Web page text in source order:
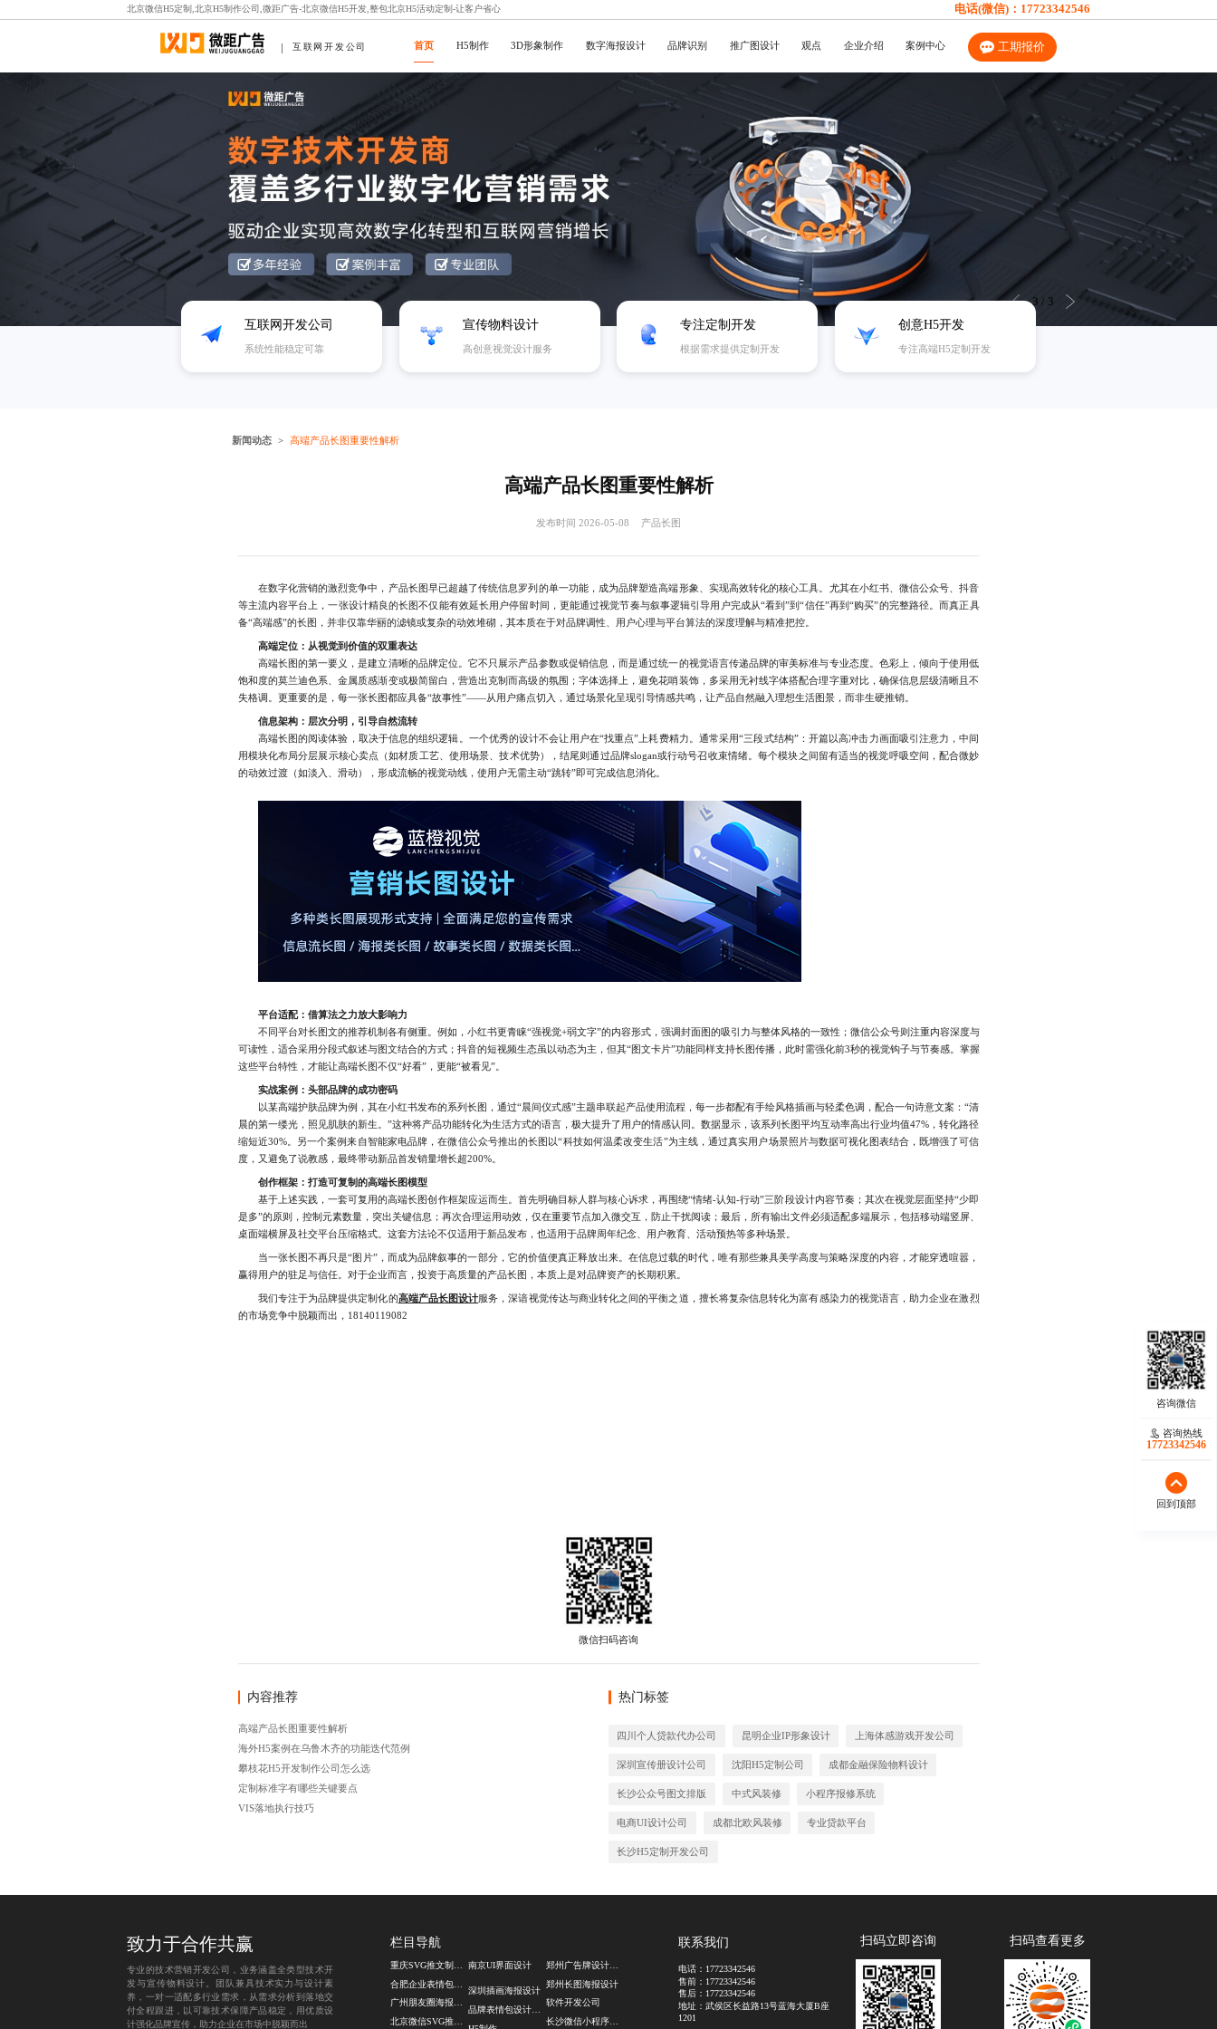
北京微信H5定制,北京H5制作公司,微距广告-北京微信H5开发,整包北京H5活动定制-让客户省心 电话(微信)： 17723342546
互联网开发公司 首页 H5制作 3D形象制作 数字海报设计 品牌识别 推广图设计 观点 企业介绍 案例中心 工期报价
3 / 3
互联网开发公司
系统性能稳定可靠
宣传物料设计
高创意视觉设计服务
专注定制开发
根据需求提供定制开发
创意H5开发
专注高端H5定制开发
新闻动态 高端产品长图重要性解析
高端产品长图重要性解析
发布时间 2026-05-08 产品长图
在数字化营销的激烈竞争中，产品长图早已超越了传统信息罗列的单一功能，成为品牌塑造高端形象、实现高效转化的核心工具。尤其在小红书、微信公众号、抖音
等主流内容平台上，一张设计精良的长图不仅能有效延长用户停留时间，更能通过视觉节奏与叙事逻辑引导用户完成从“看到”到“信任”再到“购买”的完整路径。而真正具
备“高端感”的长图，并非仅靠华丽的滤镜或复杂的动效堆砌，其本质在于对品牌调性、用户心理与平台算法的深度理解与精准把控。
高端定位：从视觉到价值的双重表达
高端长图的第一要义，是建立清晰的品牌定位。它不只展示产品参数或促销信息，而是通过统一的视觉语言传递品牌的审美标准与专业态度。色彩上，倾向于使用低
饱和度的莫兰迪色系、金属质感渐变或极简留白，营造出克制而高级的氛围；字体选择上，避免花哨装饰，多采用无衬线字体搭配合理字重对比，确保信息层级清晰且不
失格调。更重要的是，每一张长图都应具备“故事性”——从用户痛点切入，通过场景化呈现引导情感共鸣，让产品自然融入理想生活图景，而非生硬推销。
信息架构：层次分明，引导自然流转
高端长图的阅读体验，取决于信息的组织逻辑。一个优秀的设计不会让用户在“找重点”上耗费精力。通常采用“三段式结构”：开篇以高冲击力画面吸引注意力，中间
用模块化布局分层展示核心卖点（如材质工艺、使用场景、技术优势），结尾则通过品牌slogan或行动号召收束情绪。每个模块之间留有适当的视觉呼吸空间，配合微妙
的动效过渡（如淡入、滑动），形成流畅的视觉动线，使用户无需主动“跳转”即可完成信息消化。
平台适配：借算法之力放大影响力
不同平台对长图文的推荐机制各有侧重。例如，小红书更青睐“强视觉+弱文字”的内容形式，强调封面图的吸引力与整体风格的一致性；微信公众号则注重内容深度与
可读性，适合采用分段式叙述与图文结合的方式；抖音的短视频生态虽以动态为主，但其“图文卡片”功能同样支持长图传播，此时需强化前3秒的视觉钩子与节奏感。掌握
这些平台特性，才能让高端长图不仅“好看”，更能“被看见”。
实战案例：头部品牌的成功密码
以某高端护肤品牌为例，其在小红书发布的系列长图，通过“晨间仪式感”主题串联起产品使用流程，每一步都配有手绘风格插画与轻柔色调，配合一句诗意文案：“清
晨的第一缕光，照见肌肤的新生。”这种将产品功能转化为生活方式的语言，极大提升了用户的情感认同。数据显示，该系列长图平均互动率高出行业均值47%，转化路径
缩短近30%。另一个案例来自智能家电品牌，在微信公众号推出的长图以“科技如何温柔改变生活”为主线，通过真实用户场景照片与数据可视化图表结合，既增强了可信
度，又避免了说教感，最终带动新品首发销量增长超200%。
创作框架：打造可复制的高端长图模型
基于上述实践，一套可复用的高端长图创作框架应运而生。首先明确目标人群与核心诉求，再围绕“情绪-认知-行动”三阶段设计内容节奏；其次在视觉层面坚持“少即
是多”的原则，控制元素数量，突出关键信息；再次合理运用动效，仅在重要节点加入微交互，防止干扰阅读；最后，所有输出文件必须适配多端展示，包括移动端竖屏、
桌面端横屏及社交平台压缩格式。这套方法论不仅适用于新品发布，也适用于品牌周年纪念、用户教育、活动预热等多种场景。
当一张长图不再只是“图片”，而成为品牌叙事的一部分，它的价值便真正释放出来。在信息过载的时代，唯有那些兼具美学高度与策略深度的内容，才能穿透喧嚣，
赢得用户的驻足与信任。对于企业而言，投资于高质量的产品长图，本质上是对品牌资产的长期积累。
我们专注于为品牌提供定制化的高端产品长图设计服务，深谙视觉传达与商业转化之间的平衡之道，擅长将复杂信息转化为富有感染力的视觉语言，助力企业在激烈
的市场竞争中脱颖而出，18140119082
内容推荐
高端产品长图重要性解析
海外H5案例在乌鲁木齐的功能迭代范例
攀枝花H5开发制作公司怎么选
定制标准字有哪些关键要点
VIS落地执行技巧
热门标签
四川个人贷款代办公司 昆明企业IP形象设计 上海体感游戏开发公司
深圳宣传册设计公司 沈阳H5定制公司 成都金融保险物料设计
长沙公众号图文排版 中式风装修 小程序报修系统
电商UI设计公司 成都北欧风装修 专业贷款平台
长沙H5定制开发公司
咨询热线
17723342546
回到顶部
致力于合作共赢
专业的技术营销开发公司，业务涵盖全类型技术开
发与宣传物料设计。团队兼具技术实力与设计素
养，一对一适配多行业需求，从需求分析到落地交
付全程跟进，以可靠技术保障产品稳定，用优质设
计强化品牌宣传，助力企业在市场中脱颖而出
栏目导航
广州朋友圈海报设计公司
南京UI界面设计
深圳插画海报设计
品牌表情包设计公司
郑州广告牌设计公司
郑州长图海报设计
软件开发公司
长沙微信小程序开发公司
联系我们
电话： 17723342546
售前： 17723342546
售后： 17723342546
地址：武侯区长益路13号蓝海大厦B座
1201
扫码立即咨询 扫码查看更多